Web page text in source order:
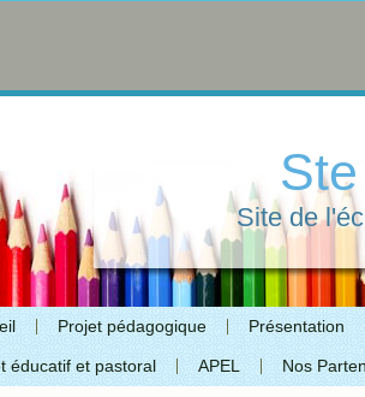
Site de
Projet pédagogique Présentation
éducatif et pastoral APEL Nos